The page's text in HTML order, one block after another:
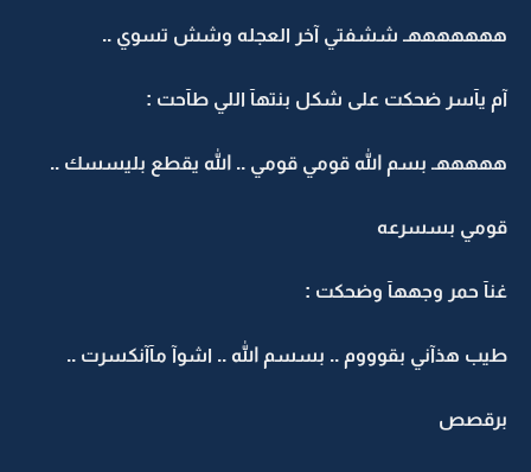
هههههههـ ششفتي آخر العجله وشش تسوي ..
آم يآسر ضحكت على شكل بنتهآ اللي طآحت :
هههههـ بسم الله قومي قومي .. الله يقطع بليسسك ..
قومي بسسرعه
غنآ حمر وجههآ وضحكت :
طيب هذآني بقوووم .. بسسم الله .. اشوآ مآآنكسرت ..
برقصص